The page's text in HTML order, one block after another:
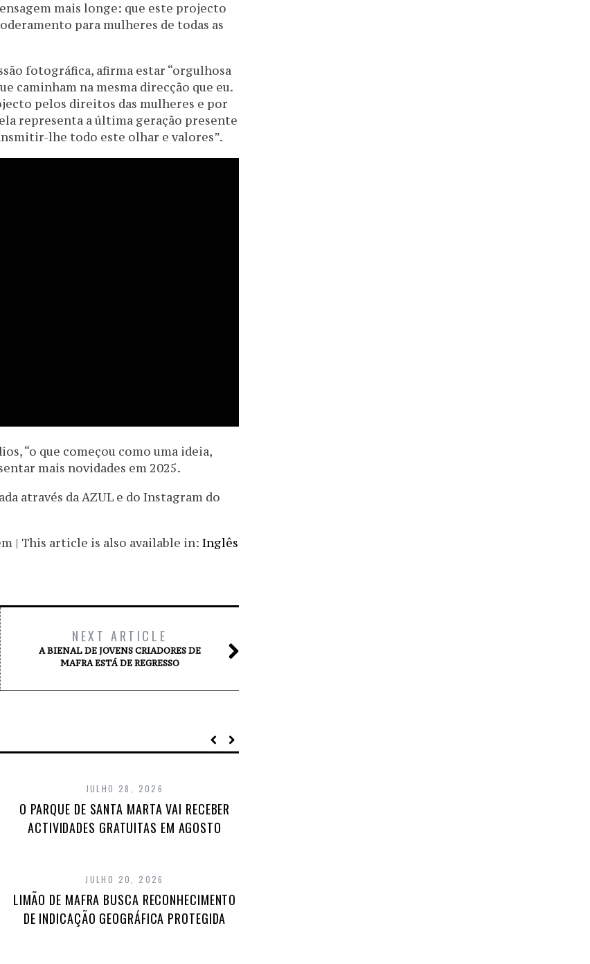
mais longe: que este projecto
para mulheres de todas as
fotográfica, afirma estar “orgulhosa
caminham na mesma direcção que eu.
pelos direitos das mulheres e por
representa a última geração presente
lhe todo este olhar e valores”.
“o que começou como uma ideia,
mais novidades em 2025.
através da AZUL e do Instagram do
| This article is also available in: Inglês
NEXT ARTICLE
A BIENAL DE JOVENS CRIADORES DE
MAFRA ESTÁ DE REGRESSO
JULHO 28, 2026
O PARQUE DE SANTA MARTA VAI RECEBER
ACTIVIDADES GRATUITAS EM AGOSTO
JULHO 20, 2026
LIMÃO DE MAFRA BUSCA RECONHECIMENTO
DE INDICAÇÃO GEOGRÁFICA PROTEGIDA